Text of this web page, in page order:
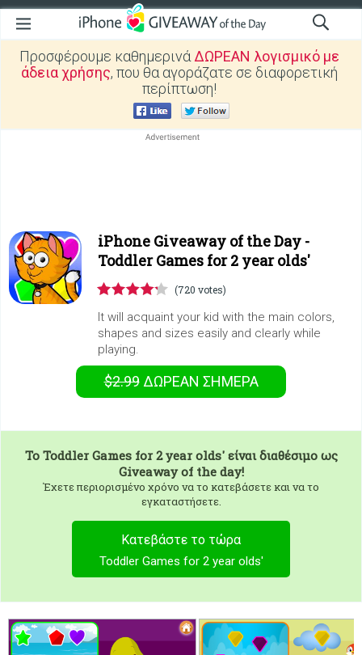
Προσφέρουμε καθημερινά ΔΩΡΕΑΝ λογισμικό με
άδεια χρήσης, που θα αγοράζατε σε διαφορετική
περίπτωση!
iPhone Giveaway of the Day -
Toddler Games for 2 year olds'
(720 votes)
It will acquaint your kid with the main colors,
shapes and sizes easily and clearly while
playing.
$2.99 ΔΩΡΕΑΝ ΣΉΜΕΡΑ
To Toddler Games for 2 year olds'είναι διαθέσιμο ως
Giveaway of the day!
Έχετε περιορισμένο χρόνο να το κατεβάσετε και να το
εγκαταστήσετε.
Κατεβάστε το τώρα
Toddler Games for 2 year olds'